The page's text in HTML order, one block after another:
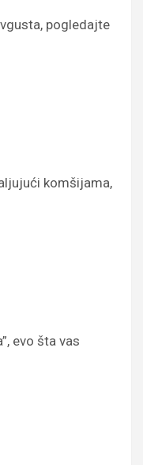
pogledajte
komšijama,
evo šta vas